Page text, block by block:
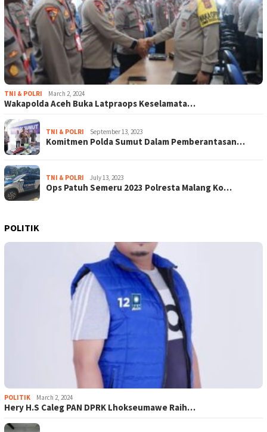
TNI & POLRI March 2, 2024
Wakapolda Aceh Buka Latpraops Keselamata…
TNI & POLRI September 13, 2023
Komitmen Polda Sumut Dalam Pemberantasan…
TNI & POLRI July 13, 2023
Ops Patuh Semeru 2023 Polresta Malang Ko…
POLITIK
POLITIK March 2, 2024
Hery H.S Caleg PAN DPRK Lhokseumawe Raih…